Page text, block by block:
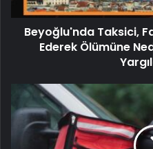
Beyoğlu'nda Taksici,
Ederek Ölümüne